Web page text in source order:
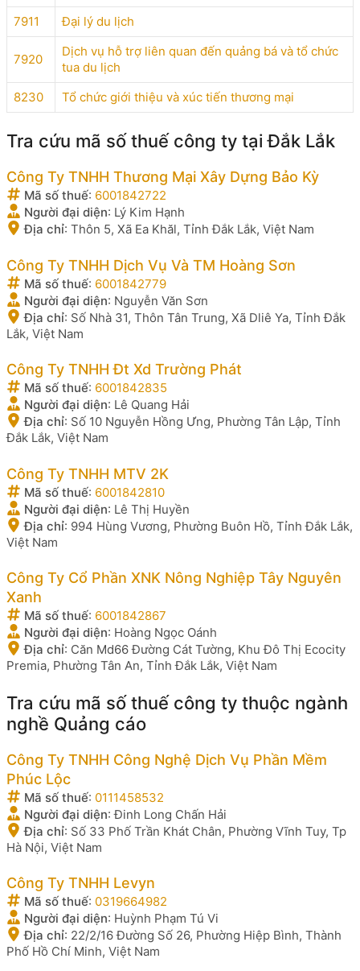
7911
Đại lý du lịch
7920
Dịch vụ hỗ trợ liên quan đến quảng bá và tổ chức
tua du lịch
8230
Tổ chức giới thiệu và xúc tiến thương mại
Tra cứu mã số thuế công ty tại Đắk Lắk
Công Ty TNHH Thương Mại Xây Dựng Bảo Kỳ
Mã số thuế: 6001842722
Người đại diện: Lý Kim Hạnh
Địa chỉ: Thôn 5, Xã Ea Khăl, Tỉnh Đắk Lắk, Việt Nam
Công Ty TNHH Dịch Vụ Và TM Hoàng Sơn
Mã số thuế: 6001842779
Người đại diện: Nguyễn Văn Sơn
Địa chỉ: Số Nhà 31, Thôn Tân Trung, Xã Dliê Ya, Tỉnh Đắk
Lắk, Việt Nam
Công Ty TNHH Đt Xd Trường Phát
Mã số thuế: 6001842835
Người đại diện: Lê Quang Hải
Địa chỉ: Số 10 Nguyễn Hồng Ưng, Phường Tân Lập, Tỉnh
Đắk Lắk, Việt Nam
Công Ty TNHH MTV 2K
Mã số thuế: 6001842810
Người đại diện: Lê Thị Huyền
Địa chỉ: 994 Hùng Vương, Phường Buôn Hồ, Tỉnh Đắk Lắk,
Việt Nam
Công Ty Cổ Phần XNK Nông Nghiệp Tây Nguyên
Xanh
Mã số thuế: 6001842867
Người đại diện: Hoàng Ngọc Oánh
Địa chỉ: Căn Md66 Đường Cát Tường, Khu Đô Thị Ecocity
Premia, Phường Tân An, Tỉnh Đắk Lắk, Việt Nam
Tra cứu mã số thuế công ty thuộc ngành
nghề Quảng cáo
Công Ty TNHH Công Nghệ Dịch Vụ Phần Mềm
Phúc Lộc
Mã số thuế: 0111458532
Người đại diện:Đinh Long Chấn Hải
Địa chỉ: Số 33 Phố Trần Khát Chân, Phường Vĩnh Tuy, Tp
Hà Nội, Việt Nam
Công Ty TNHH Levyn
Mã số thuế: 0319664982
Người đại diện: Huỳnh Phạm Tú Vi
Địa chỉ: 22/2/16 Đường Số 26, Phường Hiệp Bình, Thành
Phố Hồ Chí Minh, Việt Nam